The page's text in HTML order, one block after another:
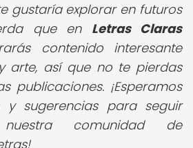
gustaría explorar en futuros
que en Letras Claras
contenido interesante
arte, así que no te pierdas
publicaciones. ¡Esperamos
y sugerencias para seguir
nuestra comunidad de